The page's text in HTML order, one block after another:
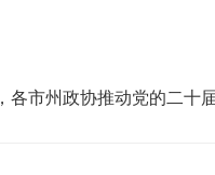
各市州政协推动党的二十